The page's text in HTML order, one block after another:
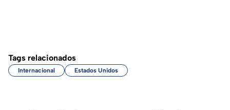
Tags relacionados
Internacional Estados Unidos